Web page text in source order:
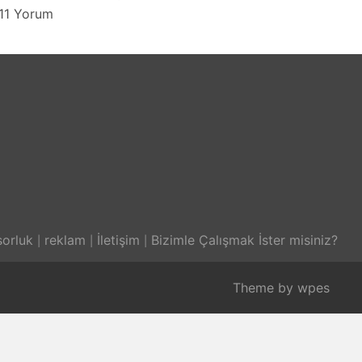
11 Yorum
reklam İletişim Bizimle Çalışmak İster misiniz?
Theme by wpes